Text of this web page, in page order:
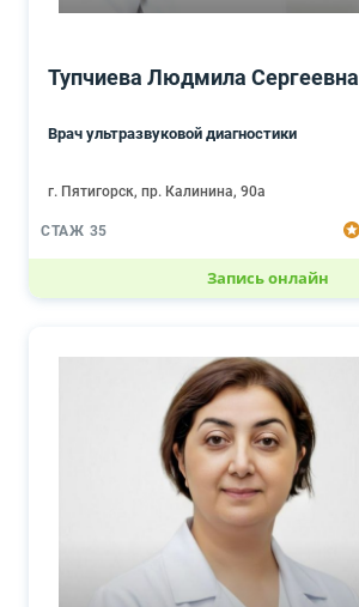
Тупчиева Людмила Сергеевна
Врач ультразвуковой диагностики
г. Пятигорск, пр. Калинина, 90а
СТАЖ 35
Запись онлайн